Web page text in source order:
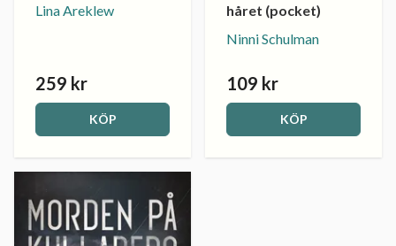
Lina Areklew
259 kr
KÖP
håret (pocket)
Ninni Schulman
109 kr
KÖP